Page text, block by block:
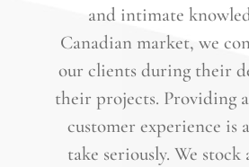
and intimate
Canadian market, we
our clients during their
their projects. Providing
customer experience is
take seriously. We